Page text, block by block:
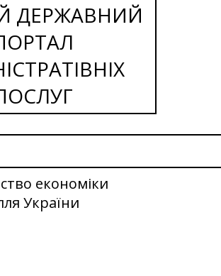
ДЕРЖАВНИЙ
економіки
України